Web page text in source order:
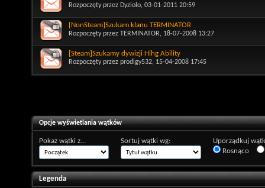
Rozpoczęty przez Dyziolo, 03-01-2011 20:59
[NonSteam]Szukam klanu TERMINATOR
Rozpoczęty przez TERMINATOR, 18-07-2008 13:27
[Steam]Szukamy dywizji Hihg Ability
Rozpoczęty przez prodigy532, 15-04-2008 17:45
Opcje wyświetlania wątków
Pokaż wątki z... Sortuj wątki wg:
Uporządkuj
Rosnąco
Legenda